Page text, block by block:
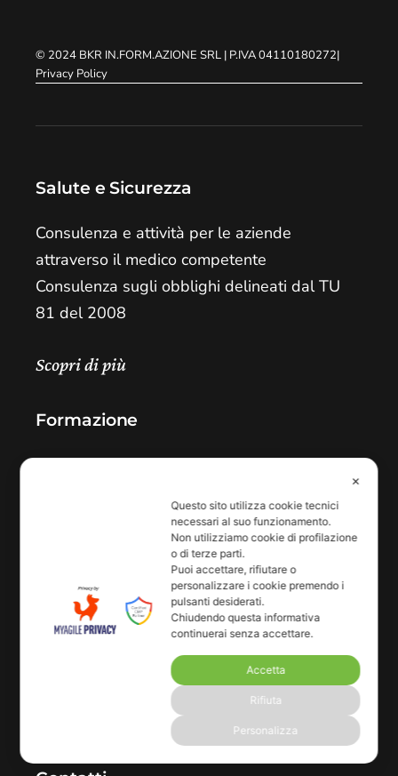
© 2024 BKR IN.FORM.AZIONE SRL | P.IVA 04110180272|
Privacy Policy
Salute e Sicurezza
Consulenza e attività per le aziende
attraverso il medico competente
Consulenza sugli obblighi delineati dal TU
81 del 2008
Scopri di più
Formazione
Formazione obbligatoria TU 81/08 e
Benessere aziendale
Consulenza e sostegno per le persone in
✕
Questo sito utilizza cookie tecnici
necessari al suo funzionamento.
Non utilizziamo cookie di profilazione
o di terze parti.
Puoi accettare, rifiutare o
personalizzare i cookie premendo i
pulsanti desiderati.
Chiudendo questa informativa
continuerai senza accettare.
Accetta
Rifiuta
Personalizza